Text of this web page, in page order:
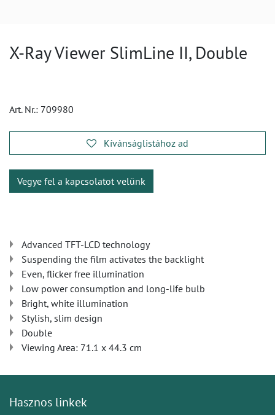
X-Ray Viewer SlimLine II, Double
Art. Nr.: 709980
Kívánságlistához ad
Vegye fel a kapcsolatot velünk
Advanced TFT-LCD technology
Suspending the film activates the backlight
Even, flicker free illumination
Low power consumption and long-life bulb
Bright, white illumination
Stylish, slim design
Double
Viewing Area: 71.1 x 44.3 cm
Hasznos linkek